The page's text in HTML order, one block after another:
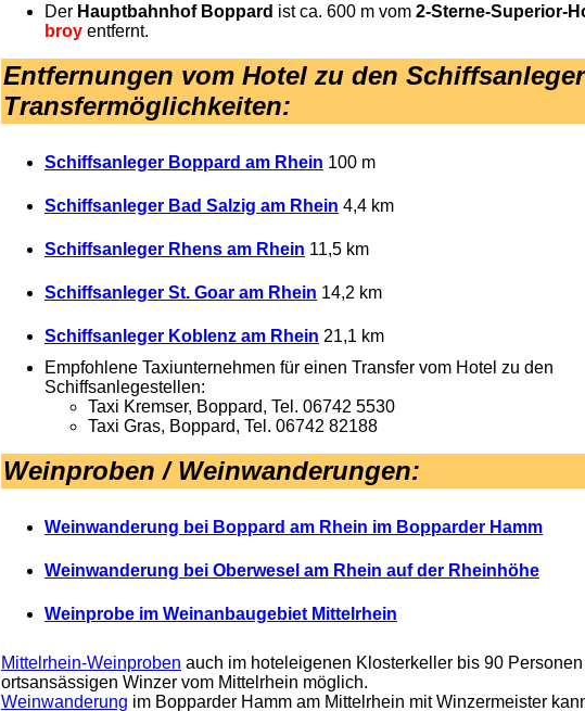
Der Hauptbahnhof Boppard ist ca. 600 m vom 2-Sterne-Superior-
broy entfernt.
Entfernungen vom Hotel zu den
Transfermöglichkeiten:
Schiffsanleger Boppard am Rhein 100 m
Schiffsanleger Bad Salzig am Rhein 4,4 km
Schiffsanleger Rhens am Rhein 11,5 km
Schiffsanleger St. Goar am Rhein 14,2 km
Schiffsanleger Koblenz am Rhein 21,1 km
Empfohlene Taxiunternehmen für einen Transfer vom Hotel zu den
Schiffsanlegestellen:
Taxi Kremser, Boppard, Tel. 06742 5530
Taxi Gras, Boppard, Tel. 06742 82188
Weinproben / Weinwanderungen:
Weinwanderung bei Boppard am Rhein im Bopparder Hamm
Weinwanderung bei Oberwesel am Rhein auf der Rheinhöhe
Weinprobe im Weinanbaugebiet Mittelrhein
Mittelrhein-Weinproben auch im hoteleigenen Klosterkeller bis 90
ortsansässigen Winzer vom Mittelrhein möglich.
Weinwanderung im Bopparder Hamm am Mittelrhein mit Winzermeister